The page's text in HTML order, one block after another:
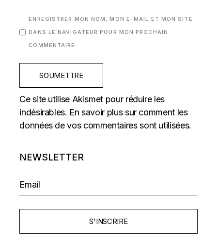
ENREGISTRER MON NOM, MON E-MAIL ET MON SITE
DANS LE NAVIGATEUR POUR MON PROCHAIN
COMMENTAIRE.
SOUMETTRE
Ce site utilise Akismet pour réduire les
indésirables. En savoir plus sur comment les
données de vos commentaires sont utilisées.
NEWSLETTER
S'INSCRIRE